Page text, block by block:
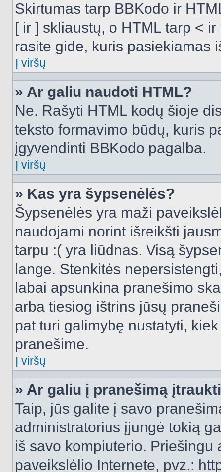
Skirtumas tarp BBKodo ir
[ ir ] skliaustų, o HTML tarp <
rasite gide, kuris pasiekiamas
Į viršų
» Ar galiu naudoti HTML?
Ne. Rašyti HTML kodų šioje
teksto formavimo būdų, kuris
įgyvendinti BBKodo pagalba.
Į viršų
» Kas yra šypsenėlės?
Šypsenėlės yra maži
naudojami norint išreikšti
tarpu :( yra liūdnas. Visą
lange. Stenkitės
labai apsunkina pranešimo
arba tiesiog ištrins jūsų
pat turi galimybę nustatyti,
pranešime.
Į viršų
» Ar galiu į pranešimą
Taip, jūs galite į savo
administratorius įjungė tokią
iš savo kompiuterio.
paveikslėlio Internete, pvz.: